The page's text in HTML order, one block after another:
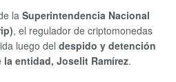
la Superintendencia Nacional
, el regulador de criptomonedas
luego del despido y detención
entidad, Joselit Ramírez.